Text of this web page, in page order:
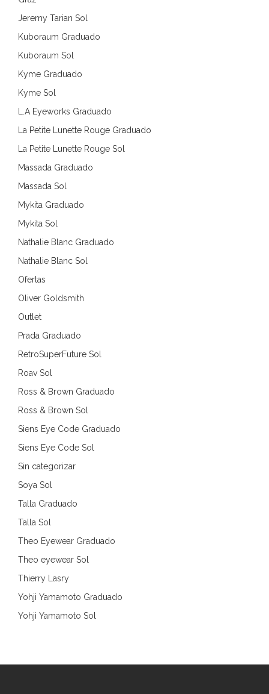
Jeremy Tarian Sol
Kuboraum Graduado
Kuboraum Sol
Kyme Graduado
Kyme Sol
L.A Eyeworks Graduado
La Petite Lunette Rouge Graduado
La Petite Lunette Rouge Sol
Massada Graduado
Massada Sol
Mykita Graduado
Mykita Sol
Nathalie Blanc Graduado
Nathalie Blanc Sol
Ofertas
Oliver Goldsmith
Outlet
Prada Graduado
RetroSuperFuture Sol
Roav Sol
Ross & Brown Graduado
Ross & Brown Sol
Siens Eye Code Graduado
Siens Eye Code Sol
Sin categorizar
Soya Sol
Talla Graduado
Talla Sol
Theo Eyewear Graduado
Theo eyewear Sol
Thierry Lasry
Yohji Yamamoto Graduado
Yohji Yamamoto Sol